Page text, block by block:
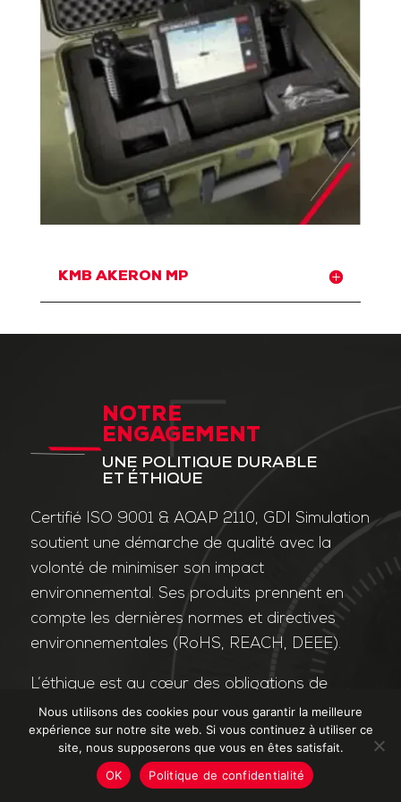
KMB AKERON MP
NOTRE
ENGAGEMENT
UNE POLITIQUE DURABLE
ET ÉTHIQUE
Certifié ISO 9001 & AQAP 2110, GDI Simulation
soutient une démarche de qualité avec la
volonté de minimiser son impact
environnemental. Ses produits prennent en
compte les dernières normes et directives
environnementales (RoHS, REACH, DEEE).
L’éthique est au cœur des obligations de
l’entreprise et de ses valeurs. Nos affaires
sont conduites dans le strict respect des
différentes lois applicables dans le domaine
de la lutte contre la corruption et le trafic
Nous utilisons des cookies pour vous garantir la meilleure
expérience sur notre site web. Si vous continuez à utiliser ce
site, nous supposerons que vous en êtes satisfait.
OK
Politique de confidentialité